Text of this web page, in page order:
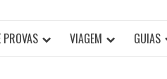
PROVAS VIAGEM GUIAS